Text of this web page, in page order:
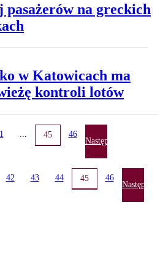
pasażerów na greckich
w Katowicach ma
kontroli lotów
1 45 46
Następna
42 43 44 45 46
Następna